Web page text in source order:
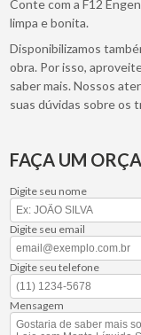
Conte com a F12
limpa e bonita.
Disponibilizamos
obra. Por isso,
saber mais. Nossos
suas dúvidas sobre os
FAÇA UM
Digite seu nome
Digite seu email
Digite seu telefone
Mensagem